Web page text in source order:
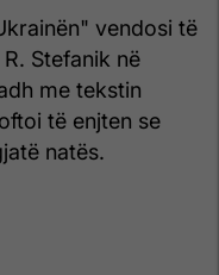
vendosi të
Stefanik në
me tekstin
të enjten se
natës.